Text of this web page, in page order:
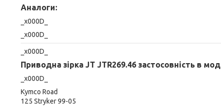
Аналоги:
_x000D_
_x000D_
_x000D_
Приводна зірка JT JTR269.46 застосовність в
_x000D_
Kymco Road
125 Stryker 99-05